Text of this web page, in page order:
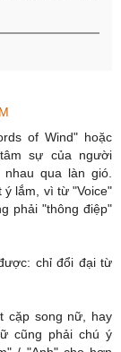
of Wind" hoặc
sự của người
qua làn gió.
ý lắm, vì từ "Voice"
phải "thông điệp"
chỉ đổi đại từ
cặp song nữ, hay
cũng phải chú ý